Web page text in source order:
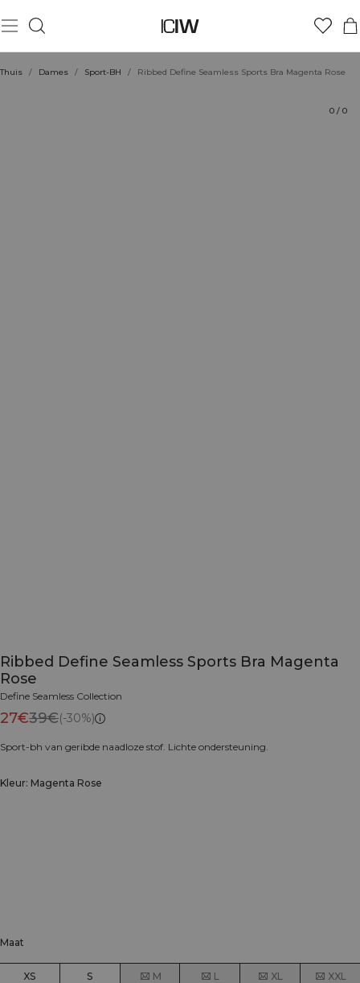
Thuis / Dames / Sport-BH / Ribbed Define Seamless Sports Bra Magenta Rose
0 / 0
Ribbed Define Seamless Sports Bra Magenta
Rose
Define Seamless Collection
27€39€(-30%)
Sport-bh van geribde naadloze stof. Lichte ondersteuning.
Kleur: Magenta Rose
Maat
XS S M L XL XXL